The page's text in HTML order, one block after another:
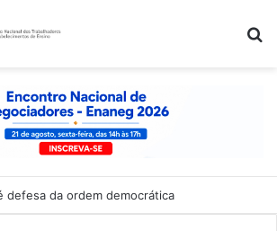
defesa da ordem democrática